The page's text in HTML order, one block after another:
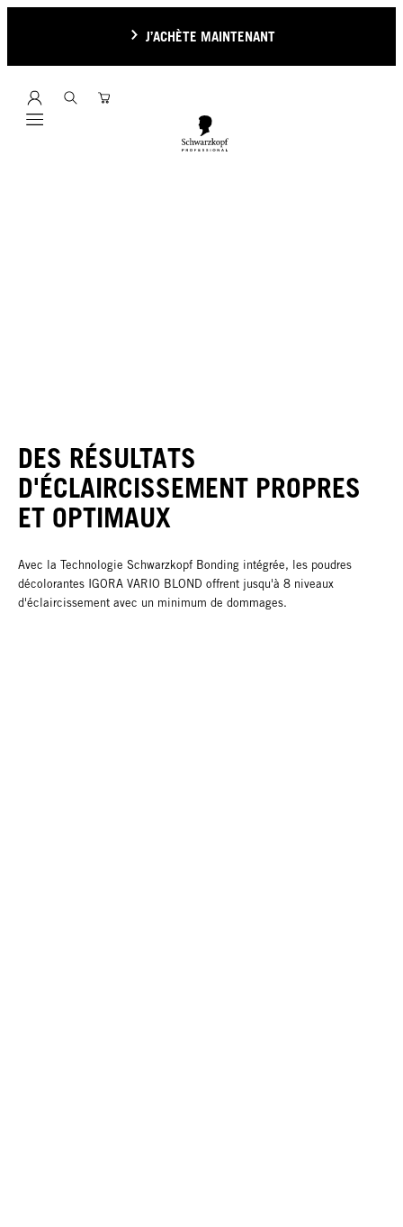
J’ACHÈTE MAINTENANT
Mobile navigation
DES RÉSULTATS
D'ÉCLAIRCISSEMENT PROPRES
ET OPTIMAUX
Avec la Technologie Schwarzkopf Bonding intégrée, les poudres
décolorantes IGORA VARIO BLOND offrent jusqu'à 8 niveaux
d'éclaircissement avec un minimum de dommages.